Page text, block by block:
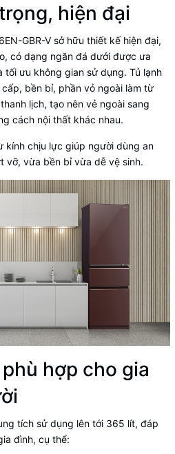
hiện đại
GBR-V sở hữu thiết kế hiện đại,
có dạng ngăn đá dưới được ưa
tối ưu không gian sử dụng. Tủ lạnh
bền bỉ, phần vỏ ngoài làm từ
lịch, tạo nên vẻ ngoài sang
cách nội thất khác nhau.
kính chịu lực giúp người dùng an
vỡ, vừa bền bỉ vừa dễ vệ sinh.
hợp cho gia
tích sử dụng lên tới 365 lít, đáp
đình, cụ thể: